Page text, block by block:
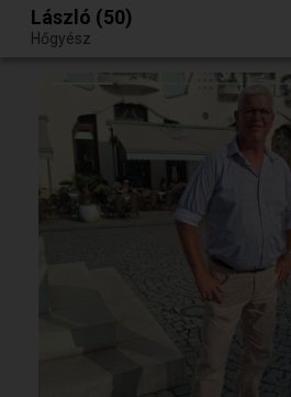
Egy jó randiból bármi lehet.
László (50)
Hőgyész